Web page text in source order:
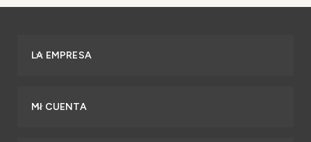
LA EMPRESA
MI CUENTA